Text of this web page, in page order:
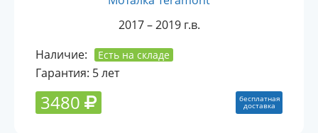
2017 – 2019 г.в.
Наличие:
Есть на складе
Гарантия: 5 лет
3480 бесплатная
доставка